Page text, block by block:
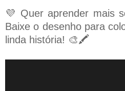
💜 Quer aprender mais
Baixe o desenho para
linda história! 🎨🖍️